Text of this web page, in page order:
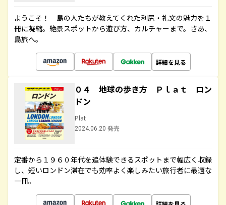
ようこそ！ 島の人たちが教えてくれた利尻・礼文の魅力を１
冊に凝縮。絶景スポットから遊び方、カルチャーまで。さあ、
島旅へ。
詳細を見る
０４ 地球の歩き方 Ｐｌａｔ ロン
ドン
Plat
2024.06.20 発売
定番から１９６０年代を追体験できるスポットまで幅広く収録
し、短いロンドン滞在でも効率よく楽しみたい旅行者に最適な
一冊。